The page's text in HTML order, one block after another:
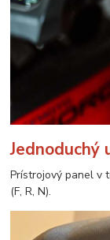
Jednoduchý
Prístrojový panel v
(F, R, N).